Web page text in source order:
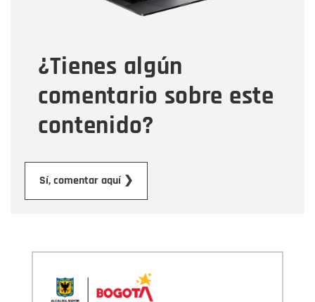
¿Tienes algún
comentario sobre este
contenido?
Sí, comentar aquí ❯
Tipo de comentario
Mensaje